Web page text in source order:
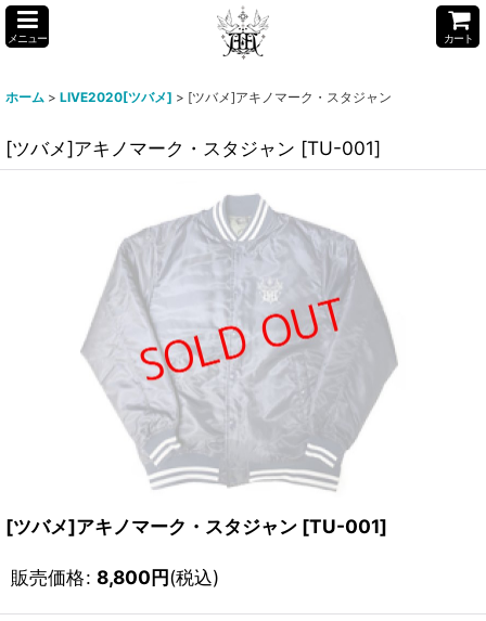
メニュー カート
ホーム > LIVE2020[ツバメ] > [ツバメ]アキノマーク・スタジャン
[ツバメ]アキノマーク・スタジャン [TU-001]
[ツバメ]アキノマーク・スタジャン [TU-001]
販売価格: 8,800円(税込)